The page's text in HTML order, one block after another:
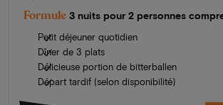
Formule 3 nuits pour 2 personnes
Petit déjeuner quotidien
Dîner de 3 plats
Délicieuse portion de bitterballen
Départ tardif (selon disponibilité)